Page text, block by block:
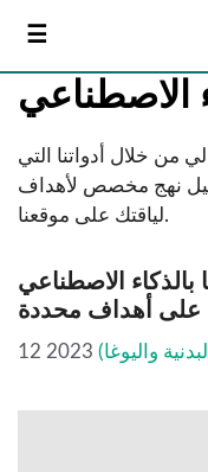
الاصطناعي
من خلال أدواتنا التي
نهج مخصص لأهداف
لياقتك على موقعنا.
الاصطناعي
على أهداف محددة
12 2023 واليوغا)